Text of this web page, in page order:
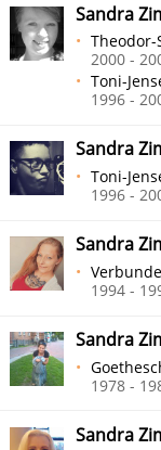
Sandra
2000 -
Toni-
1996 -
Sandra
Toni-
1996 -
Sandra
1994 -
Sandra
1978 -
Sandra